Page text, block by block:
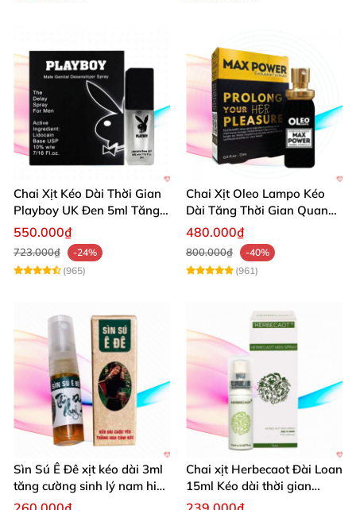
Chai Xịt Kéo Dài Thời Gian
Playboy UK Đen 5ml Tăng
Khoái Cảm
550.000₫
723.000₫
-24%
(965)
Chai Xịt Oleo Lampo Kéo
Dài Tăng Thời Gian Quan
Hệ Chính Hãng
480.000₫
800.000₫
-40%
(961)
Sìn Sú Ê Đê xịt kéo dài 3ml
tăng cường sinh lý nam hiệu
quả
Chai xịt Herbecaot Đài Loan
15ml Kéo dài thời gian
Tăng khoái cảm